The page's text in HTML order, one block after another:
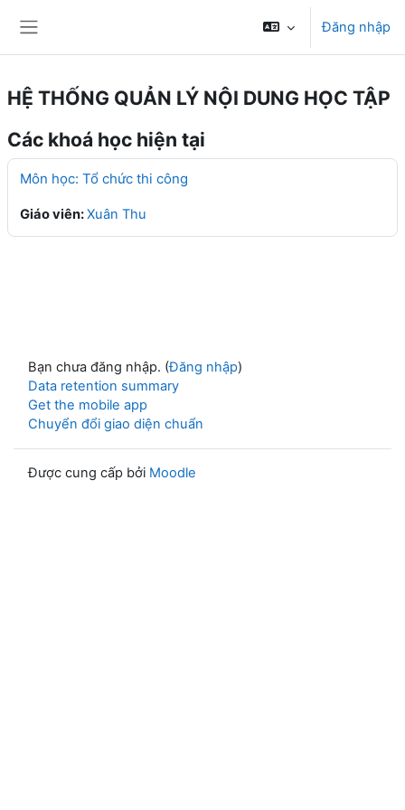
Đăng nhập
HỆ THỐNG QUẢN LÝ NỘI DUNG HỌC TẬP
Các khoá học hiện tại
Môn học: Tổ chức thi công
Giáo viên:Xuân Thu
Bạn chưa đăng nhập. (Đăng nhập)
Data retention summary
Get the mobile app
Chuyển đổi giao diện chuẩn
Được cung cấp bởi Moodle